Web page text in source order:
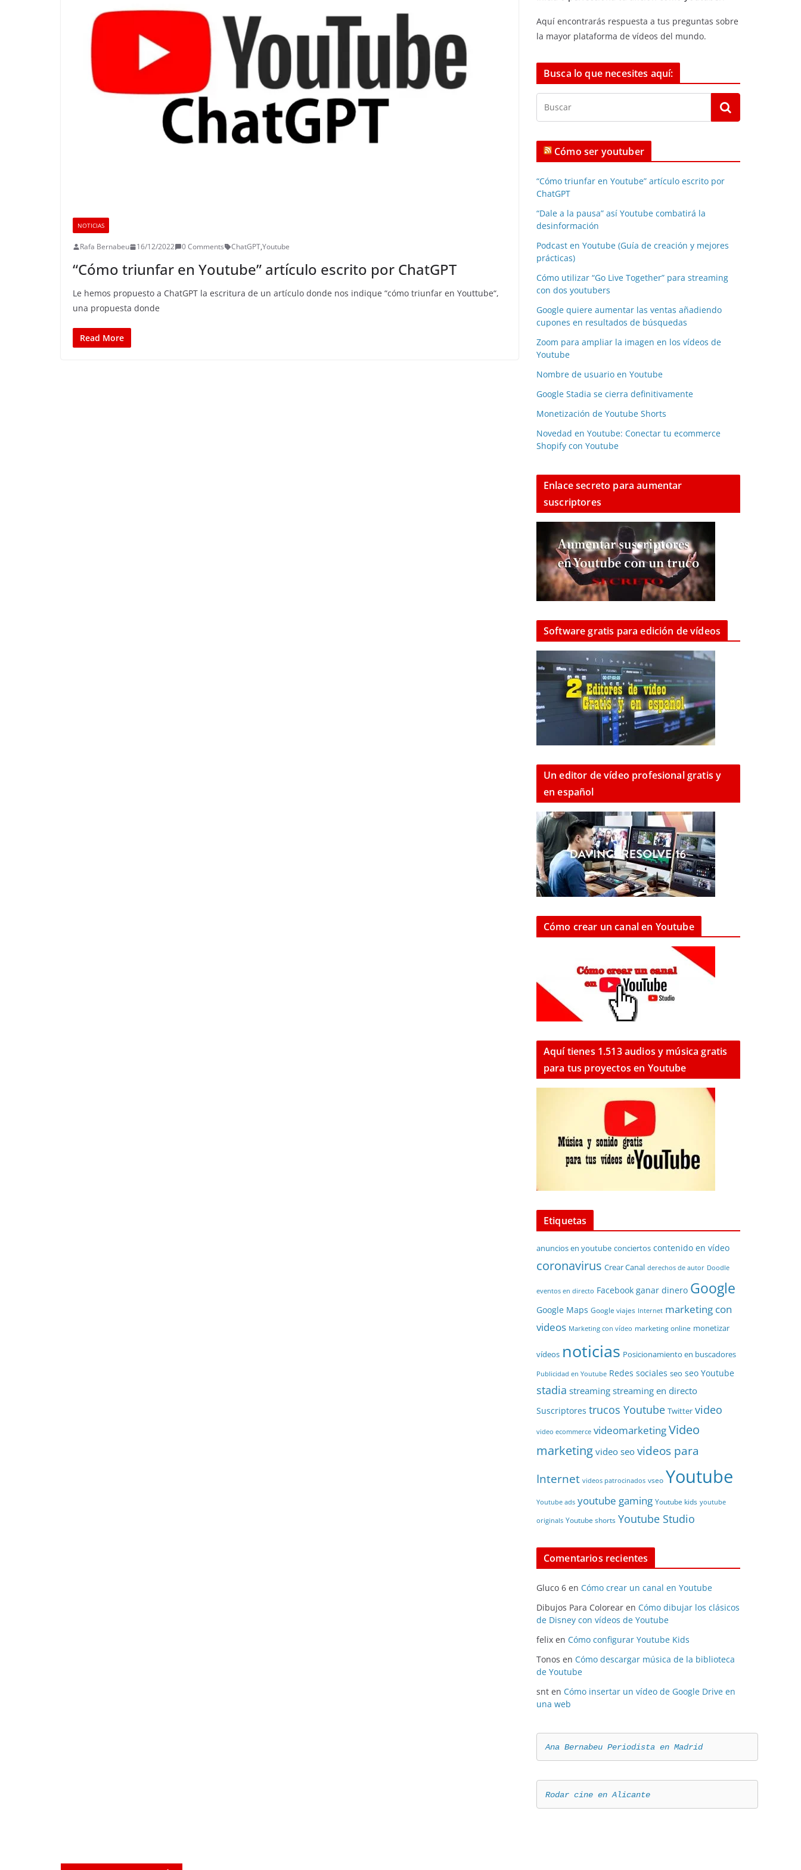
NOTICIAS
Rafa Bernabeu 16/12/2022 0 Comments ChatGPT,Youtube
“Cómo triunfar en Youtube” artículo escrito por ChatGPT
Le hemos propuesto a ChatGPT la escritura de un artículo donde nos indique “cómo triunfar en Youttube“,
una propuesta donde
Read More
Aquí encontrarás respuesta a tus preguntas sobre
la mayor plataforma de vídeos del mundo.
Busca lo que necesites aquí:
Cómo ser youtuber
“Cómo triunfar en Youtube” artículo escrito por
ChatGPT
“Dale a la pausa” así Youtube combatirá la
desinformación
Podcast en Youtube (Guía de creación y mejores
prácticas)
Cómo utilizar “Go Live Together” para streaming
con dos youtubers
Google quiere aumentar las ventas añadiendo
cupones en resultados de búsquedas
Zoom para ampliar la imagen en los vídeos de
Youtube
Nombre de usuario en Youtube
Google Stadia se cierra definitivamente
Monetización de Youtube Shorts
Novedad en Youtube: Conectar tu ecommerce
Shopify con Youtube
Enlace secreto para aumentar
suscriptores
Software gratis para edición de vídeos
Un editor de vídeo profesional gratis y
en español
Cómo crear un canal en Youtube
Aquí tienes 1.513 audios y música gratis
para tus proyectos en Youtube
Etiquetas
anuncios en youtube conciertos contenido en vídeo
coronavirus Crear Canal derechos de autor Doodle
eventos en directo Facebook ganar dinero Google
Google Maps Google viajes Internet marketing con
videos Marketing con vídeo marketing online monetizar
vídeos noticias Posicionamiento en buscadores
Publicidad en Youtube Redes sociales seo seo Youtube
stadia streaming streaming en directo
Suscriptores trucos Youtube Twitter video
video ecommerce videomarketingVideo
marketing video seo videos para
Internet videos patrocinados vseo Youtube
Youtube ads youtube gaming Youtube kids youtube
originals Youtube shorts Youtube Studio
Comentarios recientes
Gluco 6 en Cómo crear un canal en Youtube
Dibujos Para Colorear en Cómo dibujar los clásicos
de Disney con vídeos de Youtube
felix en Cómo configurar Youtube Kids
Tonos en Cómo descargar música de la biblioteca
de Youtube
snt en Cómo insertar un vídeo de Google Drive en
una web
Ana Bernabeu Periodista en Madrid
Rodar cine en Alicante